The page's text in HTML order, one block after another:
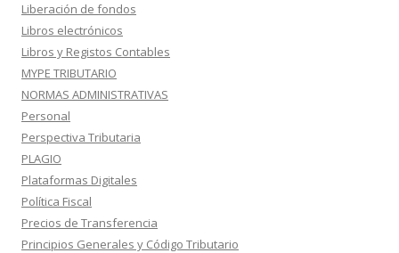
Liberación de fondos
Libros electrónicos
Libros y Registos Contables
MYPE TRIBUTARIO
NORMAS ADMINISTRATIVAS
Personal
Perspectiva Tributaria
PLAGIO
Plataformas Digitales
Política Fiscal
Precios de Transferencia
Principios Generales y Código Tributario